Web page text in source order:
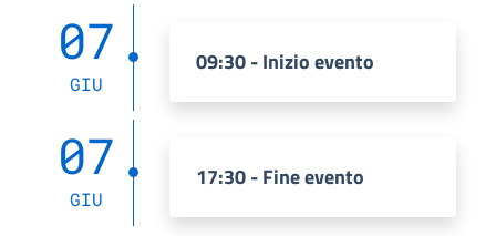
07
GIU
09:30 - Inizio evento
07
GIU
17:30 - Fine evento